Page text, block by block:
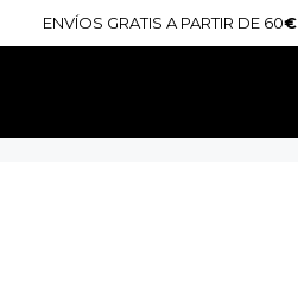
ENVÍOS GRATIS A PARTIR DE 60€